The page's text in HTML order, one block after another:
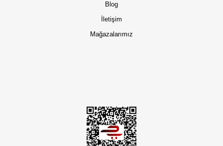
Blog
İletişim
Mağazalarımız